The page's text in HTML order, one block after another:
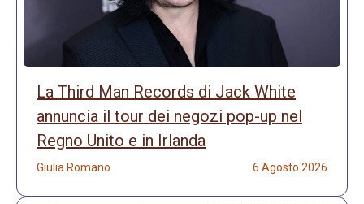
La Third Man Records di Jack White
annuncia il tour dei negozi pop-up nel
Regno Unito e in Irlanda
Giulia Romano 6 Agosto 2026